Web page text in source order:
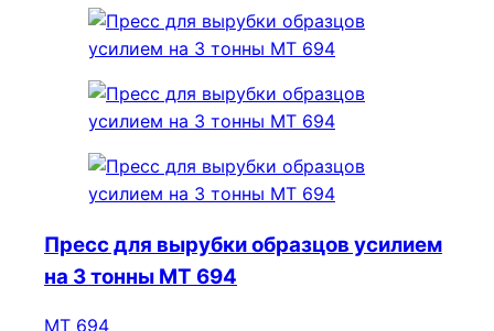
Пресс для вырубки образцов усилием
на 3 тонны МТ 694
МТ 694